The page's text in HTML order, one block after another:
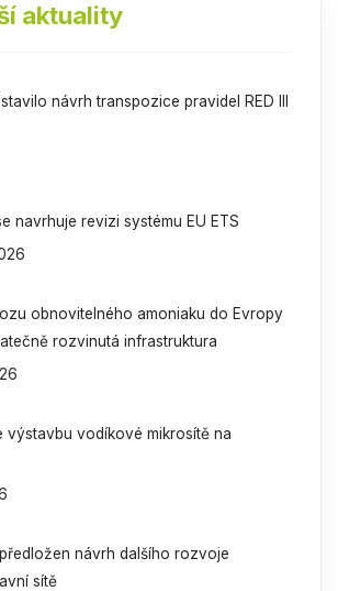
aktuality
návrh transpozice pravidel RED III
navrhuje revizi systému EU ETS
obnovitelného amoniaku do Evropy
rozvinutá infrastruktura
výstavbu vodíkové mikrosítě na
návrh dalšího rozvoje
sítě